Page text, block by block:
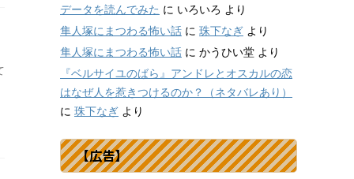
データを読んでみた に いろいろ より
隼人塚にまつわる怖い話 に 珠下なぎ より
隼人塚にまつわる怖い話 に かうひい堂 より
『ベルサイユのばら』アンドレとオスカルの恋
はなぜ人を惹きつけるのか？（ネタバレあり）
に 珠下なぎ より
【広告】